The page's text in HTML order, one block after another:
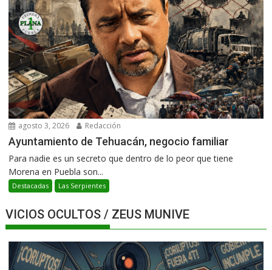
agosto 3, 2026 Redacción
Ayuntamiento de Tehuacán, negocio familiar
Para nadie es un secreto que dentro de lo peor que tiene
Morena en Puebla son...
Destacadas Las Serpientes
VICIOS OCULTOS / ZEUS MUNIVE